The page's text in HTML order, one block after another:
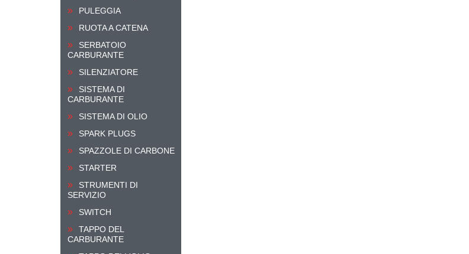
PULEGGIA
RUOTA A CATENA
SERBATOIO
CARBURANTE
SILENZIATORE
SISTEMA DI
CARBURANTE
SISTEMA DI OLIO
SPARK PLUGS
SPAZZOLE DI CARBONE
STARTER
STRUMENTI DI
SERVIZIO
SWITCH
TAPPO DEL
CARBURANTE